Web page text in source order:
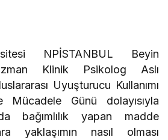
NPİSTANBUL Beyin
Klinik Psikolog Aslı
Uyuşturucu Kullanımı
Mücadele Günü dolayısıyla
bağımlılık yapan madde
yaklaşımın nasıl olması